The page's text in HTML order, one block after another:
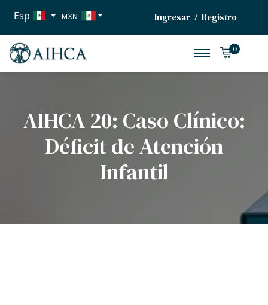
Esp MXN
EUR
Ingresar / Registro
0
AIHCA 20: Caso Clínico:
Déficit de Atención
Infantil